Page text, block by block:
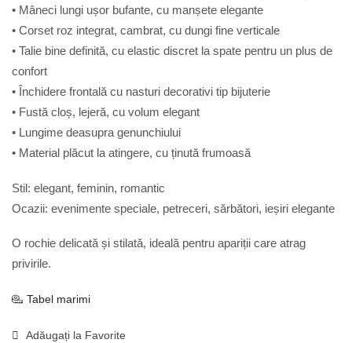
• Mâneci lungi ușor bufante, cu manșete elegante
• Corset roz integrat, cambrat, cu dungi fine verticale
• Talie bine definită, cu elastic discret la spate pentru un plus de
confort
• Închidere frontală cu nasturi decorativi tip bijuterie
• Fustă cloș, lejeră, cu volum elegant
• Lungime deasupra genunchiului
• Material plăcut la atingere, cu ținută frumoasă
Stil: elegant, feminin, romantic
Ocazii: evenimente speciale, petreceri, sărbători, ieșiri elegante
O rochie delicată și stilată, ideală pentru apariții care atrag
privirile.
Tabel marimi
Adăugați la Favorite